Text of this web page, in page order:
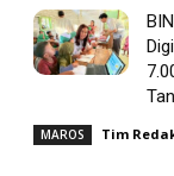
MAROS Tim